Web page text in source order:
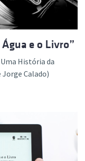
e o Livro”
História da
Jorge Calado)